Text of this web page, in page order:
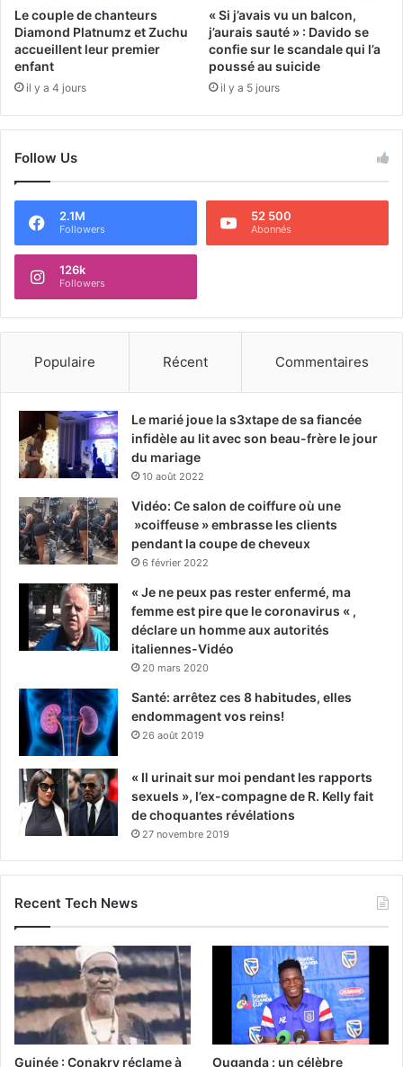
Le couple de chanteurs
Diamond Platnumz et Zuchu
accueillent leur premier
enfant
il y a 4 jours
« Si j’avais vu un balcon,
j’aurais sauté » : Davido se
confie sur le scandale qui l’a
poussé au suicide
il y a 5 jours
Follow Us
2.1M
Followers
52 500
Abonnés
126k
Followers
Populaire Récent Commentaires
Le marié joue la s3xtape de sa fiancée
infidèle au lit avec son beau-frère le jour
du mariage
10 août 2022
Vidéo: Ce salon de coiffure où une
»coiffeuse » embrasse les clients
pendant la coupe de cheveux
6 février 2022
« Je ne peux pas rester enfermé, ma
femme est pire que le coronavirus « ,
déclare un homme aux autorités
italiennes-Vidéo
20 mars 2020
Santé: arrêtez ces 8 habitudes, elles
endommagent vos reins!
26 août 2019
« Il urinait sur moi pendant les rapports
sexuels », l’ex-compagne de R. Kelly fait
de choquantes révélations
27 novembre 2019
Recent Tech News
Guinée : Conakry réclame à
Ouganda : un célèbre